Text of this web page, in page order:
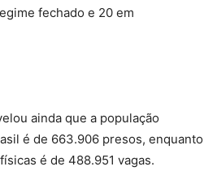
fechado e 20 em
ainda que a população
é de 663.906 presos, enquanto
é de 488.951 vagas.